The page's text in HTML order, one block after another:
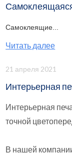
Самоклеящие...
Читать далее
21 апреля 2021
Интерьерная
Интерьерная
точной
В нашей